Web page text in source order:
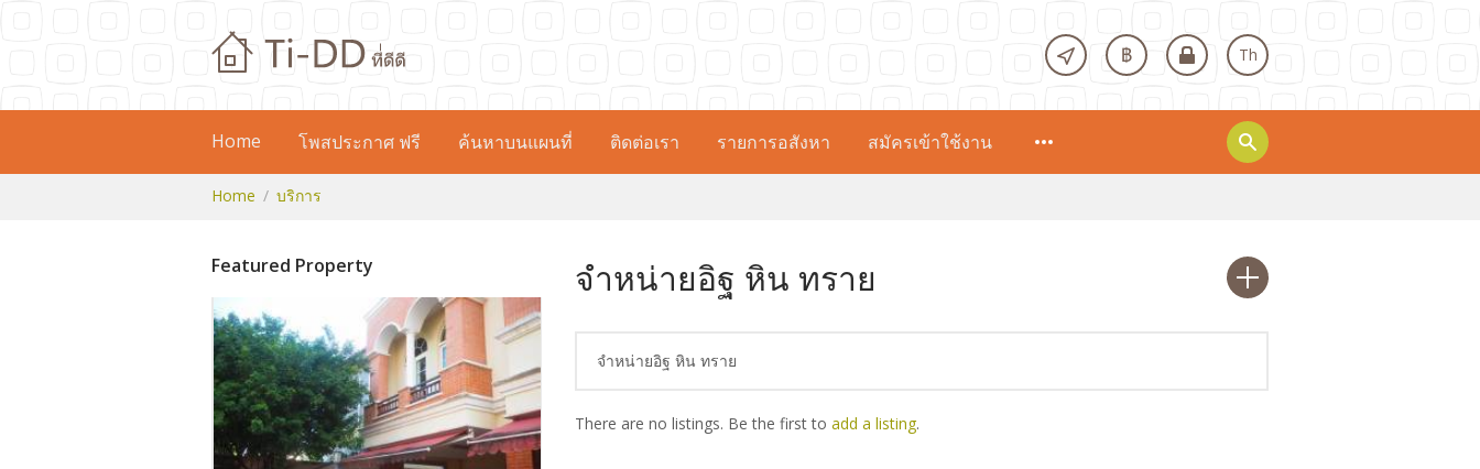
฿ Th
Home โพสประกาศ ฟรี ค้นหาบนแผนที่ ติดต่อเรา รายการอสังหา สมัครเข้าใช้งาน
Home บริการ
Featured Property จำหน่ายอิฐ หิน ทราย
จำหน่ายอิฐ หิน ทราย
There are no listings. Be the first to add a listing.